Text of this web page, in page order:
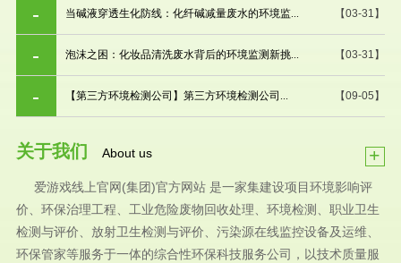
【03-31】
当碱液穿透生化防线：化纤碱减量废水的环境监...
【03-31】
泡沫之困：化妆品清洗废水背后的环境监测新挑...
【09-05】
【第三方环境检测公司】第三方环境检测公司...
关于我们 About us +
爱游戏线上官网(集团)官方网站 是一家集建设项目环境影响评
价、环保治理工程、工业危险废物回收处理、环境检测、职业卫生
检测与评价、放射卫生检测与评价、污染源在线监控设备及运维、
环保管家等服务于一体的综合性环保科技服务公司，以技术质量服